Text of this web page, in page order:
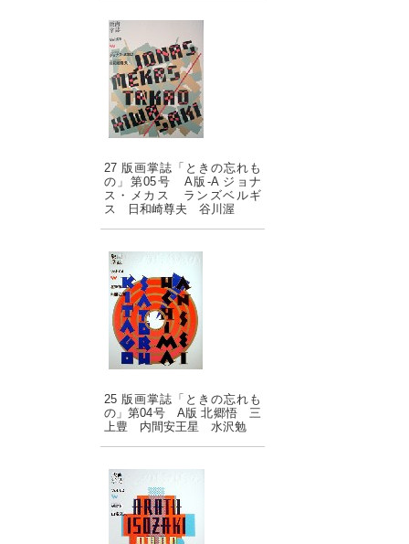
27 版画掌誌「ときの忘れも
の」第05号 A版-A ジョナ
ス・メカス ランズベルギ
ス 日和崎尊夫 谷川渥
25 版画掌誌「ときの忘れも
の」第04号 A版 北郷悟 三
上豊 内間安王星 水沢勉